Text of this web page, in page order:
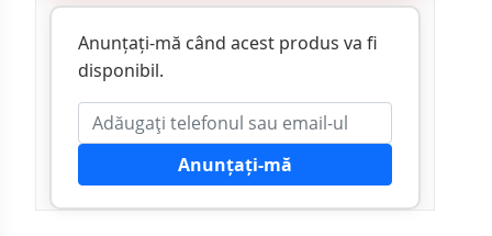
Anunțați-mă când acest produs va fi
disponibil.
Anunțați-mă